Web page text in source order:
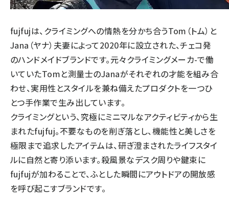
fujfujは、クライミングへの情熱を分かち合うTom（トム）と
Jana（ヤナ）夫妻によって2020年に設立された、チェコ発
のハンドメイドブランドです。元々クライミングメーカ-で働
いていたTomと測量士のJanaがそれぞれの才能を組み合
わせ、実用性とスタイルを兼ね備えたプロダクトを一つひ
とつ手作業で生み出しています。
クライミングという、究極にミニマルなアクティビティから生
まれたfujfuj。不要なものを削ぎ落とし、機能性と美しさを
極限まで追求したアイテムは、研ぎ澄まされたライフスタイ
ルに自然と寄り添います。殺風景なデスク周りや鍵束に
fujfujが加わることで、ふとした瞬間にアウトドアの開放感
を呼び起こすブランドです。